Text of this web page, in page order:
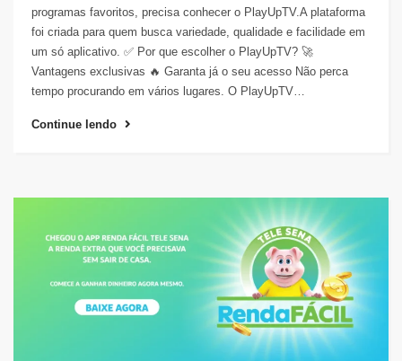
programas favoritos, precisa conhecer o PlayUpTV.A plataforma
foi criada para quem busca variedade, qualidade e facilidade em
um só aplicativo. ✅ Por que escolher o PlayUpTV? 🚀
Vantagens exclusivas 🔥 Garanta já o seu acesso Não perca
tempo procurando em vários lugares. O PlayUpTV…
Continue lendo